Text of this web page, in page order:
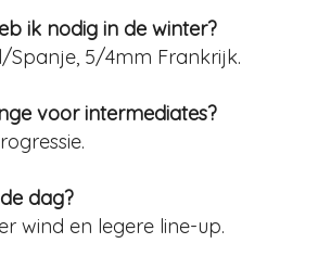
ik nodig in de winter?
5/4mm Frankrijk.
voor intermediates?
dag?
wind en legere line-up.